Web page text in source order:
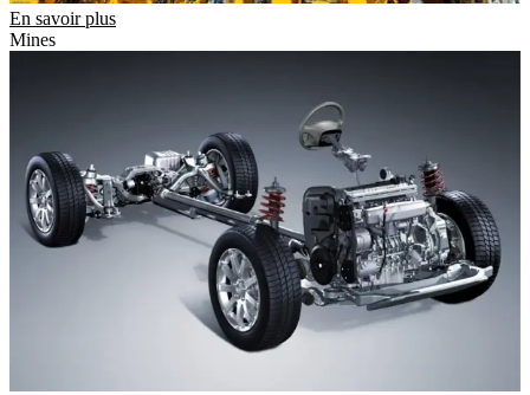
En savoir plus
Mines